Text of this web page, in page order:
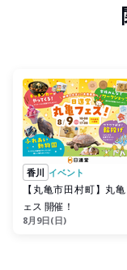
香川 イベント
【丸亀市田村町】丸
ェス 開催！
8月9日(日)